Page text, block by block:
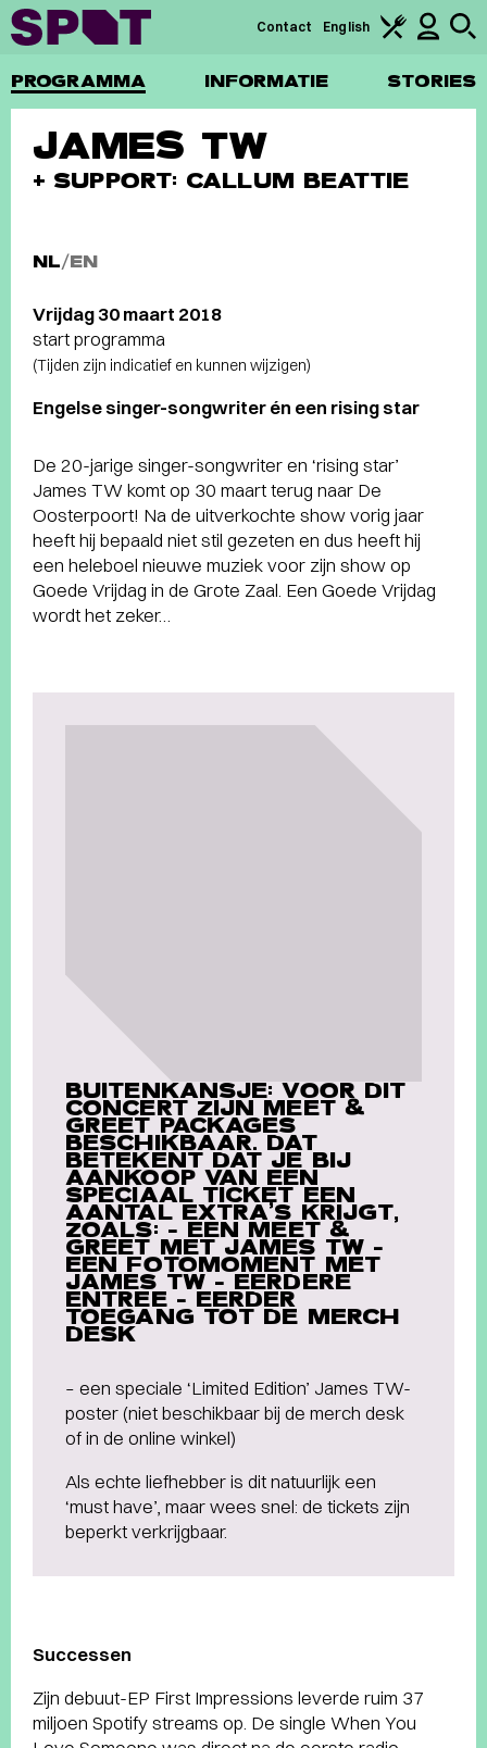
PROGRAMMA INFORMATIE STORIES
Contact English
JAMES TW
+ SUPPORT: CALLUM BEATTIE
NL/EN
Vrijdag 30 maart 2018
start programma
(Tijden zijn indicatief en kunnen wijzigen)
Engelse singer-songwriter én een rising star
De 20-jarige singer-songwriter en ‘rising star’
James TW komt op 30 maart terug naar De
Oosterpoort! Na de uitverkochte show vorig jaar
heeft hij bepaald niet stil gezeten en dus heeft hij
een heleboel nieuwe muziek voor zijn show op
Goede Vrijdag in de Grote Zaal. Een Goede Vrijdag
wordt het zeker…
BUITENKANSJE: VOOR DIT
CONCERT ZIJN MEET &
GREET PACKAGES
BESCHIKBAAR. DAT
BETEKENT DAT JE BIJ
AANKOOP VAN EEN
SPECIAAL TICKET EEN
AANTAL EXTRA’S KRIJGT,
ZOALS: – EEN MEET &
GREET MET JAMES TW –
EEN FOTOMOMENT MET
JAMES TW – EERDERE
ENTREE – EERDER
TOEGANG TOT DE MERCH
DESK
– een speciale ‘Limited Edition’ James TW-
poster (niet beschikbaar bij de merch desk
of in de online winkel)
Als echte liefhebber is dit natuurlijk een
‘must have’, maar wees snel: de tickets zijn
beperkt verkrijgbaar.
Successen
Zijn debuut-EP First Impressions leverde ruim 37
miljoen Spotify streams op. De single When You